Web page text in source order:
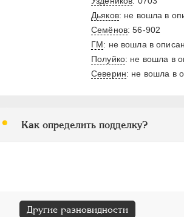
Дьяков: не вошла в
Семёнов: 56-902
ГМ: не вошла в
Полуйко: не вошла в
Северин: не вошла в
Как определить подделку?
Другие разновидности